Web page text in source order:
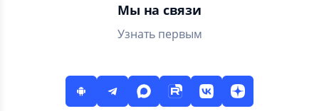
Мы на связи
Узнать первым